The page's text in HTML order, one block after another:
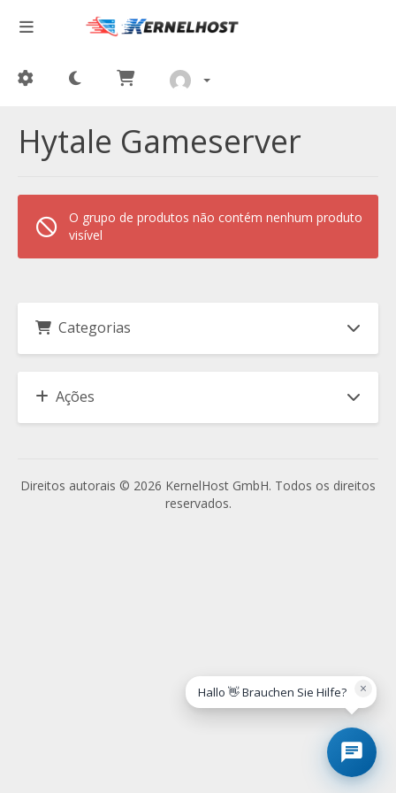
Hytale Gameserver
O grupo de produtos não contém nenhum produto
visível
Categorias
Ações
Direitos autorais © 2026 KernelHost GmbH. Todos os direitos
reservados.
×
Hallo 👋 Brauchen Sie Hilfe?